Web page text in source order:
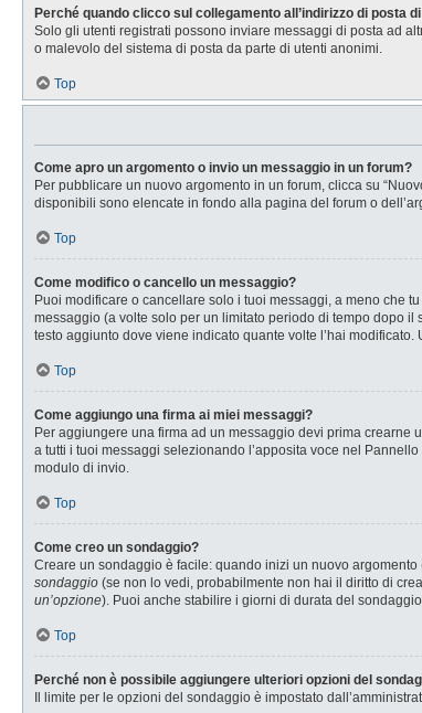
Perché quando clicco sul collegamento all’indirizzo di posta
Solo gli utenti registrati possono inviare messaggi di posta ad
o malevolo del sistema di posta da parte di utenti anonimi.
Top
Come apro un argomento o invio un messaggio in un forum?
Per pubblicare un nuovo argomento in un forum, clicca su
disponibili sono elencate in fondo alla pagina del forum o
Top
Come modifico o cancello un messaggio?
Puoi modificare o cancellare solo i tuoi messaggi, a meno che
messaggio (a volte solo per un limitato periodo di tempo dopo il
testo aggiunto dove viene indicato quante volte l’hai
Top
Come aggiungo una firma ai miei messaggi?
Per aggiungere una firma ad un messaggio devi prima
a tutti i tuoi messaggi selezionando l’apposita voce nel
modulo di invio.
Top
Come creo un sondaggio?
Creare un sondaggio è facile: quando inizi un nuovo
sondaggio (se non lo vedi, probabilmente non hai il diritto di
un’opzione). Puoi anche stabilire i giorni di durata del
Top
Perché non è possibile aggiungere ulteriori opzioni del
Il limite per le opzioni del sondaggio è impostato